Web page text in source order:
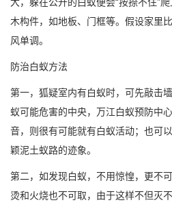
木构件，如地板、门框等。假设家里
风单调。
防治白蚁方法
第一，狐疑室内有白蚁时，可先敲击
蚁可能危害的中央，万江白蚁预防中
音，则很有可能就有白蚁活动；也可
颖泥土蚁路的迹象。
第二，如发现白蚁，不用惊惶，更不
烫和火烧也不可取，由于这样不但灭